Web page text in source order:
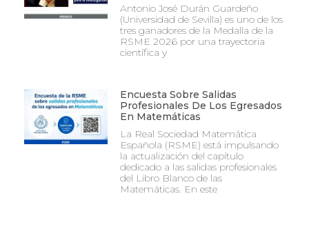
Antonio José Durán Guardeño
(Universidad de Sevilla) es uno de los
tres ganadores de la Medalla de la
RSME 2026 por una trayectoria
científica y
Encuesta Sobre Salidas
Profesionales De Los Egresados
En Matemáticas
La Real Sociedad Matemática
Española (RSME) está impulsando
la actualización del capítulo
dedicado a las salidas profesionales
del Libro Blanco de las
Matemáticas. En este